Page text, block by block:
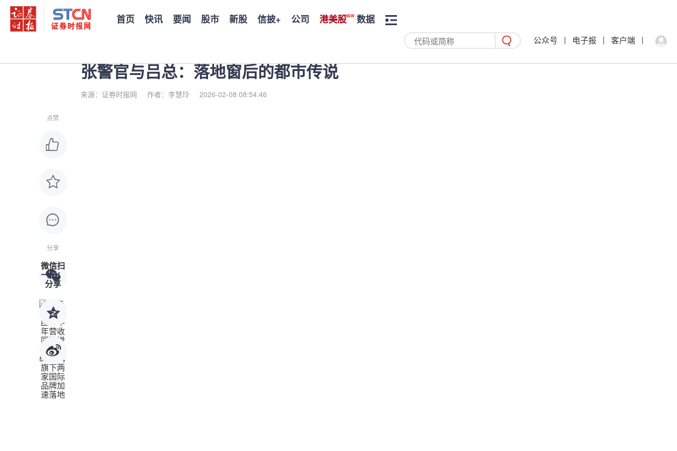
首页 快讯 要闻 股市 新股 信披+ 公司 港美股 数据
公众号 电子报 客户端
张警官与吕总：落地窗后的都市传说
来源：证券时报网 作者：李慧玲 2026-02-08 08:54:46
点赞
分享
微信扫
一扫：
分享